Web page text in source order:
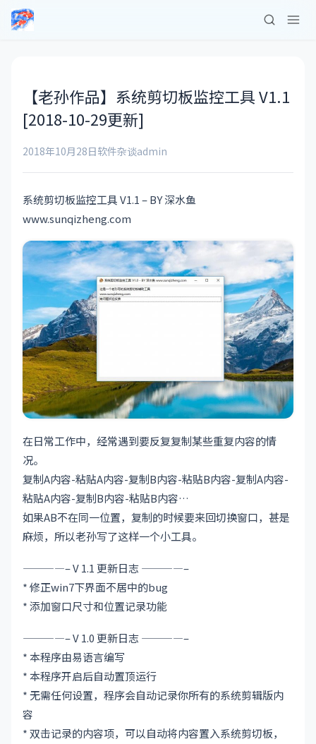
【老孙作品】系统剪切板监控工具 V1.1
[2018-10-29更新]
2018年10月28日软件杂谈admin
系统剪切板监控工具 V1.1 – BY 深水鱼
www.sunqizheng.com
在日常工作中，经常遇到要反复复制某些重复内容的情
况。
复制A内容-粘贴A内容-复制B内容-粘贴B内容-复制A内容-
粘贴A内容-复制B内容-粘贴B内容…
如果AB不在同一位置，复制的时候要来回切换窗口，甚是
麻烦，所以老孙写了这样一个小工具。
————– V 1.1 更新日志 ————–
* 修正win7下界面不居中的bug
* 添加窗口尺寸和位置记录功能
————– V 1.0 更新日志 ————–
* 本程序由易语言编写
* 本程序开启后自动置顶运行
* 无需任何设置，程序会自动记录你所有的系统剪辑版内
容
* 双击记录的内容项，可以自动将内容置入系统剪切板，